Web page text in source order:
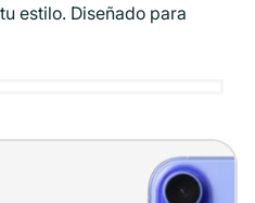
estilo. Diseñado para